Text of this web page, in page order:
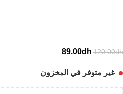
120.00dh
89.00dh
غير متوفر في المخزون